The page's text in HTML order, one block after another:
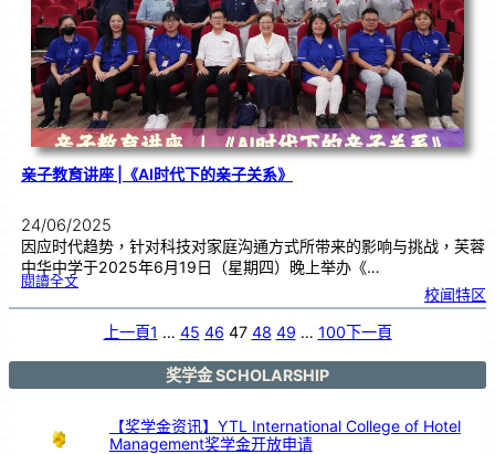
本
地
蔬
菜
亲子教育讲座 |《AI时代下的亲子关系》
24/06/2025
因应时代趋势，针对科技对家庭沟通方式所带来的影响与挑战，芙蓉
中华中学于2025年6月19日（星期四）晚上举办《…
閱讀全文:亲
育
时
的
校闻特区
上一頁1 … 45 46 47 48 49 … 100下一頁
奖学金 SCHOLARSHIP
【奖学金资讯】YTL International College of Hotel
Management奖学金开放申请